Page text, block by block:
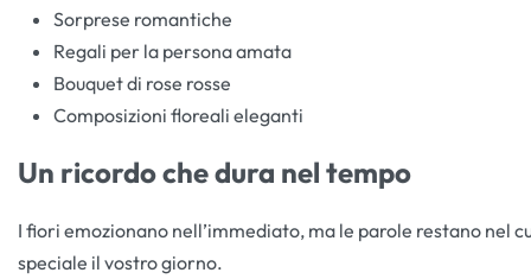
Sorprese romantiche
Regali per la persona amata
Bouquet di rose rosse
Composizioni floreali eleganti
Un ricordo che dura nel tempo
I fiori emozionano nell’immediato, ma le parole restano nel
speciale il vostro giorno.